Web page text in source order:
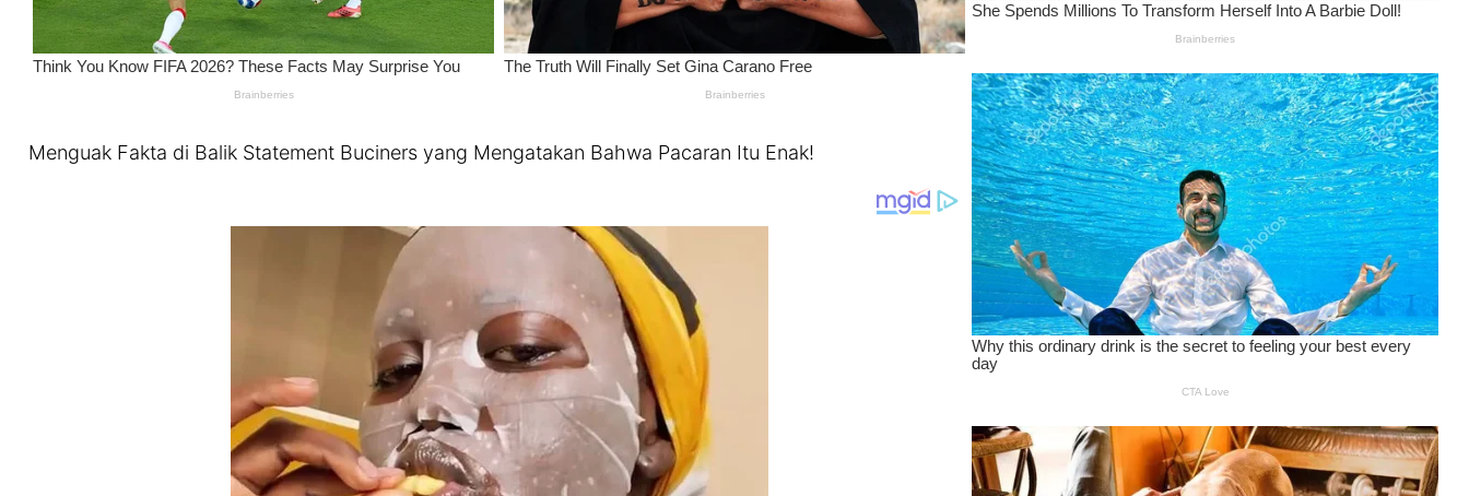
Menguak Fakta di Balik Statement Buciners yang Mengatakan Bahwa Pacaran Itu Enak!